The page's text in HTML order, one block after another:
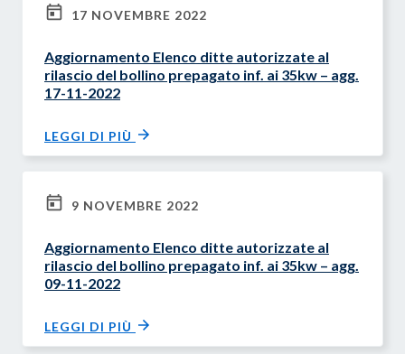
17 NOVEMBRE 2022
Aggiornamento Elenco ditte autorizzate al
rilascio del bollino prepagato inf. ai 35kw – agg.
17-11-2022
LEGGI DI PIÙ
9 NOVEMBRE 2022
Aggiornamento Elenco ditte autorizzate al
rilascio del bollino prepagato inf. ai 35kw – agg.
09-11-2022
LEGGI DI PIÙ